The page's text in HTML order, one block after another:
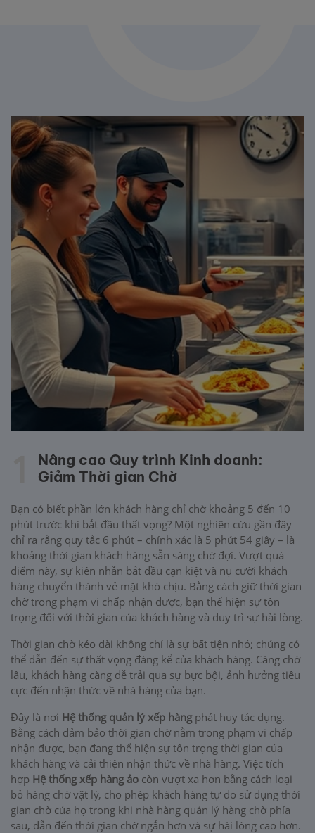
Nâng cao Quy trình Kinh doanh:
Giảm Thời gian Chờ
Bạn có biết phần lớn khách hàng chỉ chờ khoảng 5 đến 10
phút trước khi bắt đầu thất vọng? Một nghiên cứu gần đây
chỉ ra rằng quy tắc 6 phút – chính xác là 5 phút 54 giây – là
khoảng thời gian khách hàng sẵn sàng chờ đợi. Vượt quá
điểm này, sự kiên nhẫn bắt đầu cạn kiệt và nụ cười khách
hàng chuyển thành vẻ mặt khó chịu. Bằng cách giữ thời gian
chờ trong phạm vi chấp nhận được, bạn thể hiện sự tôn
trọng đối với thời gian của khách hàng và duy trì sự hài lòng.
Thời gian chờ kéo dài không chỉ là sự bất tiện nhỏ; chúng có
thể dẫn đến sự thất vọng đáng kể của khách hàng. Càng chờ
lâu, khách hàng càng dễ trải qua sự bực bội, ảnh hưởng tiêu
cực đến nhận thức về nhà hàng của bạn.
Đây là nơi Hệ thống quản lý xếp hàngphát huy tác dụng.
Bằng cách đảm bảo thời gian chờ nằm trong phạm vi chấp
nhận được, bạn đang thể hiện sự tôn trọng thời gian của
khách hàng và cải thiện nhận thức về nhà hàng. Việc tích
hợp Hệ thống xếp hàng ảo còn vượt xa hơn bằng cách loại
bỏ hàng chờ vật lý, cho phép khách hàng tự do sử dụng thời
gian chờ của họ trong khi nhà hàng quản lý hàng chờ phía
sau, dẫn đến thời gian chờ ngắn hơn và sự hài lòng cao hơn.